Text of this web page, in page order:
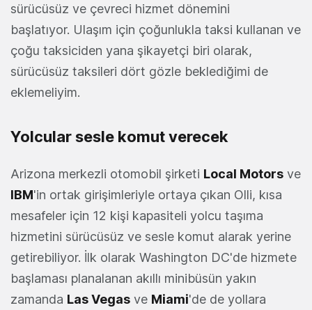
sürücüsüz ve çevreci hizmet dönemini
başlatıyor. Ulaşım için çoğunlukla taksi kullanan ve
çoğu taksiciden yana şikayetçi biri olarak,
sürücüsüz taksileri dört gözle beklediğimi de
eklemeliyim.
Yolcular sesle komut verecek
Arizona merkezli otomobil şirketi Local Motors ve
IBM'in ortak girişimleriyle ortaya çıkan Olli, kısa
mesafeler için 12 kişi kapasiteli yolcu taşıma
hizmetini sürücüsüz ve sesle komut alarak yerine
getirebiliyor. İlk olarak Washington DC'de hizmete
başlaması planalanan akıllı minibüsün yakın
zamanda Las Vegas ve Miami'de de yollara